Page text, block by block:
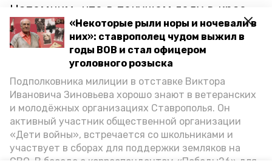
«Некоторые рыли норы и ночевали в
них»: ставрополец чудом выжил в
годы ВОВ и стал офицером
уголовного розыска
Подполковника милиции в отставке Виктора
Ивановича Зиновьева хорошо знают в ветеранских
и молодёжных организациях Ставрополья. Он
активный участник общественной организации
«Дети войны», встречается со школьниками и
участвует в сборах для поддержки земляков на
Напомним, что в текущем году в крае
увеличиликоличество выездов
мобильных бригад медиков.
Планируется, что специалисты
осмотрят более 67 тыс. пациентов.
ставропольский край владимир владимиров
за здоровье